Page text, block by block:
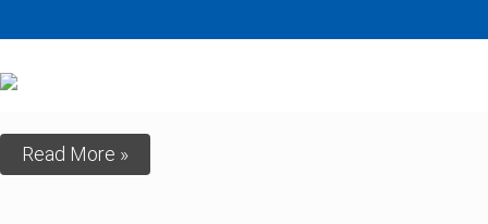
Read More »